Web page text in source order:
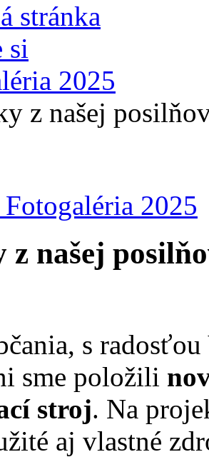
stránka
si
2025
z našej
Fotogaléria 2025
z našej
s
sme položili
stroj. Na
aj vlastné